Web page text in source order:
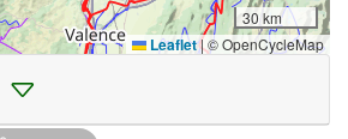
30 km
Leaflet|© OpenCycleMap